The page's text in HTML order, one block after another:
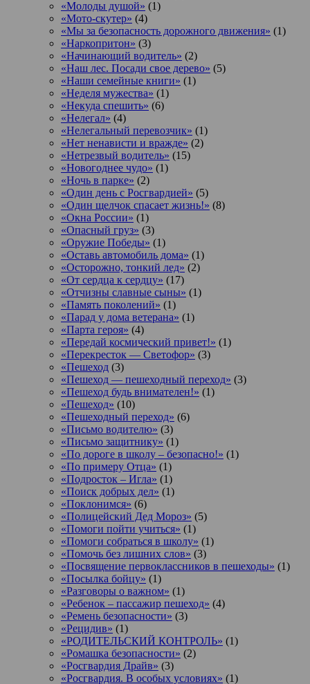
«Молоды душой» (1)
«Мото-скутер» (4)
«Мы за безопасность дорожного движения» (1)
«Наркопритон» (3)
«Начинающий водитель» (2)
«Наш лес. Посади свое дерево» (5)
«Наши семейные книги» (1)
«Неделя мужества» (1)
«Некуда спешить» (6)
«Нелегал» (4)
«Нелегальный перевозчик» (1)
«Нет ненависти и вражде» (2)
«Нетрезвый водитель» (15)
«Новогоднее чудо» (1)
«Ночь в парке» (2)
«Один день с Росгвардией» (5)
«Один щелчок спасает жизнь!» (8)
«Окна России» (1)
«Опасный груз» (3)
«Оружие Победы» (1)
«Оставь автомобиль дома» (1)
«Осторожно, тонкий лед» (2)
«От сердца к сердцу» (17)
«Отчизны славные сыны» (1)
«Память поколений» (1)
«Парад у дома ветерана» (1)
«Парта героя» (4)
«Передай космический привет!» (1)
«Перекресток — Светофор» (3)
«Пешеход (3)
«Пешеход — пешеходный переход» (3)
«Пешеход будь внимателен!» (1)
«Пешеход» (10)
«Пешеходный переход» (6)
«Письмо водителю» (3)
«Письмо защитнику» (1)
«По дороге в школу – безопасно!» (1)
«По примеру Отца» (1)
«Подросток ‒ Игла» (1)
«Поиск добрых дел» (1)
«Поклонимся» (6)
«Полицейский Дед Мороз» (5)
«Помоги пойти учиться» (1)
«Помоги собраться в школу» (1)
«Помочь без лишних слов» (3)
«Посвящение первоклассников в пешеходы» (1)
«Посылка бойцу» (1)
«Разговоры о важном» (1)
«Ребенок – пассажир пешеход» (4)
«Ремень безопасности» (3)
«Рецидив» (1)
«РОДИТЕЛЬСКИЙ КОНТРОЛЬ» (1)
«Ромашка безопасности» (2)
«Росгвардия Драйв» (3)
«Росгвардия. В особых условиях» (1)